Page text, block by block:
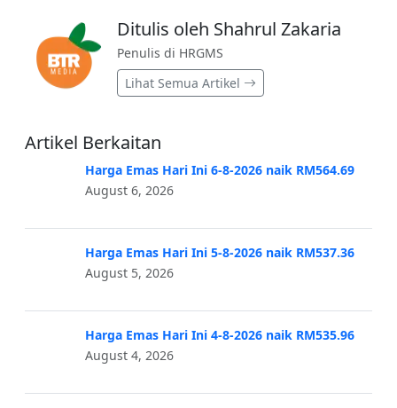
Ditulis oleh Shahrul Zakaria
Penulis di HRGMS
Lihat Semua Artikel
Artikel Berkaitan
Harga Emas Hari Ini 6-8-2026 naik RM564.69
August 6, 2026
Harga Emas Hari Ini 5-8-2026 naik RM537.36
August 5, 2026
Harga Emas Hari Ini 4-8-2026 naik RM535.96
August 4, 2026